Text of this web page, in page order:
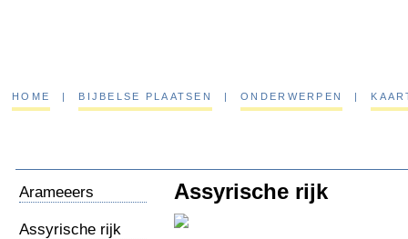
HOME | BIJBELSE PLAATSEN | ONDERWERPEN |
Arameeers
Assyrische rijk
Assyrische rijk